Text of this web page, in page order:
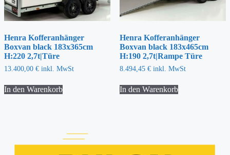
Henra Kofferanhänger
Boxvan black 183x365cm
H:220 2,7t|Türe
13.400,00 € inkl. MwSt
In den Warenkorb
Henra Kofferanhänger
Boxvan black 183x465cm
H:190 2,7t|Rampe Türe
8.494,45 €inkl. MwSt
In den Warenkorb